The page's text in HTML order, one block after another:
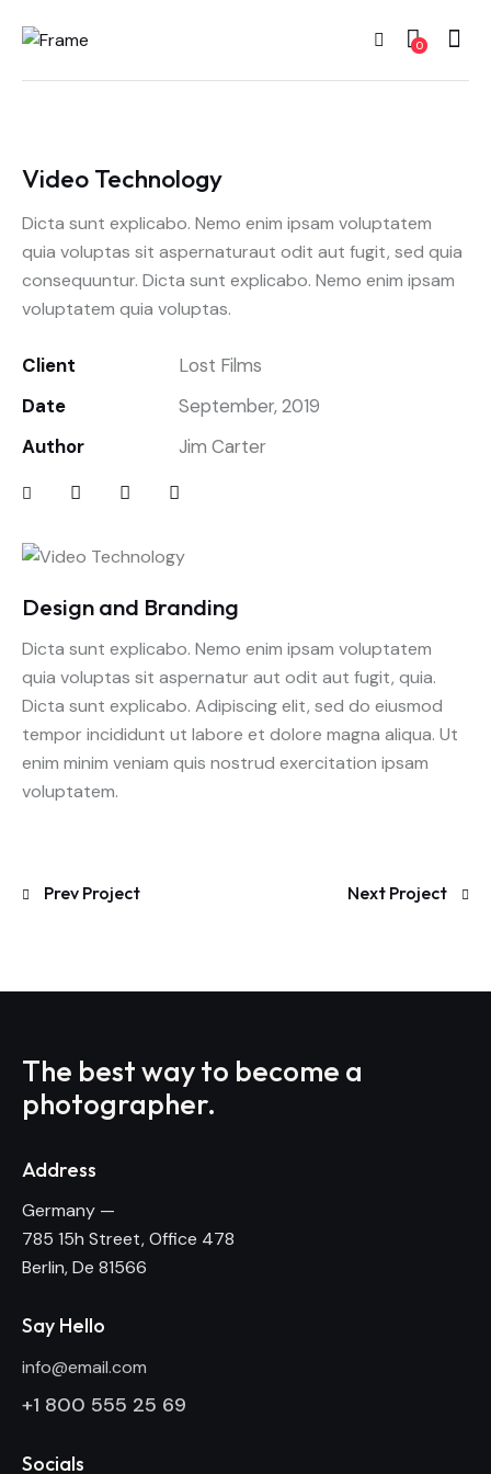
0
Video Technology
Design and Branding
Dicta sunt explicabo. Nemo enim ipsam voluptatem
quia voluptas sit aspernatur aut odit aut fugit, quia.
Dicta sunt explicabo. Adipiscing elit, sed do eiusmod
tempor incididunt ut labore et dolore magna aliqua. Ut
enim minim veniam quis nostrud exercitation ipsam
voluptatem.
Dicta sunt explicabo. Nemo enim ipsam voluptatem
quia voluptas sit aspernaturaut odit aut fugit, sed quia
consequuntur. Dicta sunt explicabo. Nemo enim ipsam
voluptatem quia voluptas.
Client
Lost Films
Date
September, 2019
Author
Jim Carter
Prev Project Next Project
The best way to become a
photographer.
Address
Germany —
785 15h Street, Office 478
Berlin, De 81566
Say Hello
info@email.com
+1 800 555 25 69
Socials